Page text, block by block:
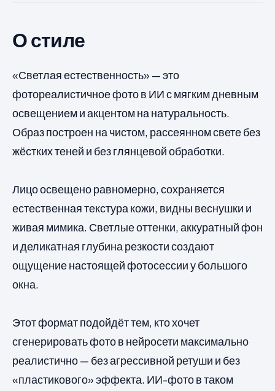
О стиле
«Светлая естественность» — это
фотореалистичное фото в ИИ с мягким дневным
освещением и акцентом на натуральность.
Образ построен на чистом, рассеянном свете без
жёстких теней и без глянцевой обработки.
Лицо освещено равномерно, сохраняется
естественная текстура кожи, видны веснушки и
живая мимика. Светлые оттенки, аккуратный фон
и деликатная глубина резкости создают
ощущение настоящей фотосессии у большого
окна.
Этот формат подойдёт тем, кто хочет
сгенерировать фото в нейросети максимально
реалистично — без агрессивной ретуши и без
«пластикового» эффекта. ИИ-фото в таком